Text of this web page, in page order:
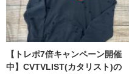
【トレポ7倍キャンペーン開催
中】CVTVLIST(カタリスト)の